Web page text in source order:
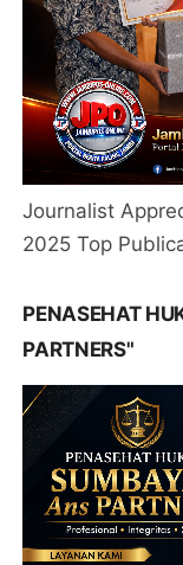
Journalist
2025 Top
PENASEHAT
PARTNERS"